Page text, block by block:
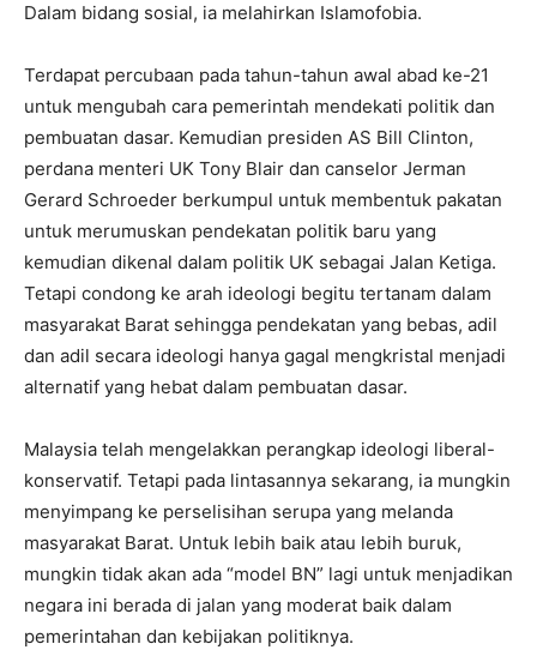
Dalam bidang sosial, ia melahirkan Islamofobia.
Terdapat percubaan pada tahun-tahun awal abad ke-21
untuk mengubah cara pemerintah mendekati politik dan
pembuatan dasar. Kemudian presiden AS Bill Clinton,
perdana menteri UK Tony Blair dan canselor Jerman
Gerard Schroeder berkumpul untuk membentuk pakatan
untuk merumuskan pendekatan politik baru yang
kemudian dikenal dalam politik UK sebagai Jalan Ketiga.
Tetapi condong ke arah ideologi begitu tertanam dalam
masyarakat Barat sehingga pendekatan yang bebas, adil
dan adil secara ideologi hanya gagal mengkristal menjadi
alternatif yang hebat dalam pembuatan dasar.
Malaysia telah mengelakkan perangkap ideologi liberal-
konservatif. Tetapi pada lintasannya sekarang, ia mungkin
menyimpang ke perselisihan serupa yang melanda
masyarakat Barat. Untuk lebih baik atau lebih buruk,
mungkin tidak akan ada “model BN” lagi untuk menjadikan
negara ini berada di jalan yang moderat baik dalam
pemerintahan dan kebijakan politiknya.